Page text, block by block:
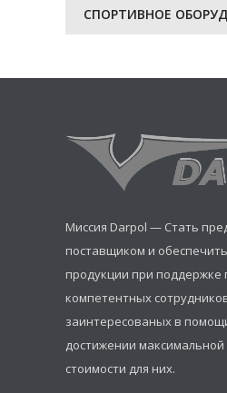
СПОРТИВНОЕ
Миссия Darpol — Стать
поставщиком и
продукции при поддержке
компетентных
заинтересованых в
достижении
стоимости для них.